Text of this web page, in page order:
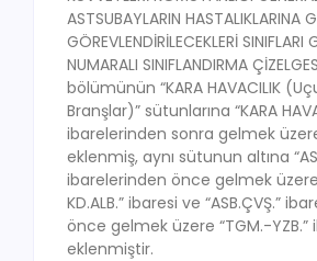
ASTSUBAYLARIN HASTALIKLARINA
GÖREVLENDİRİLECEKLERİ SINIFLARI
NUMARALI SINIFLANDIRMA
bölümünün “KARA HAVACILIK
Branşlar)” sütunlarına “KARA
ibarelerinden sonra gelmek üzere
eklenmiş, aynı sütunun altına
ibarelerinden önce gelmek üzere
KD.ALB.” ibaresi ve “ASB.ÇVŞ.”
önce gelmek üzere “TGM.-YZB.”
eklenmiştir.